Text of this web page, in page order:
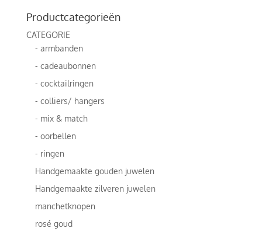
Productcategorieën
CATEGORIE
- armbanden
- cadeaubonnen
- cocktailringen
- colliers/ hangers
- mix & match
- oorbellen
- ringen
Handgemaakte gouden juwelen
Handgemaakte zilveren juwelen
manchetknopen
rosé goud